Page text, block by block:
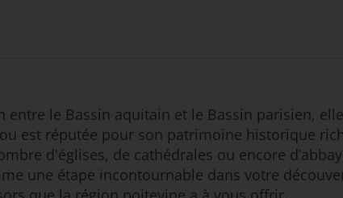
entre le Bassin aquitain et le Bassin parisien,
est réputée pour son patrimoine historique
d'églises, de cathédrales ou encore
une étape incontournable dans votre